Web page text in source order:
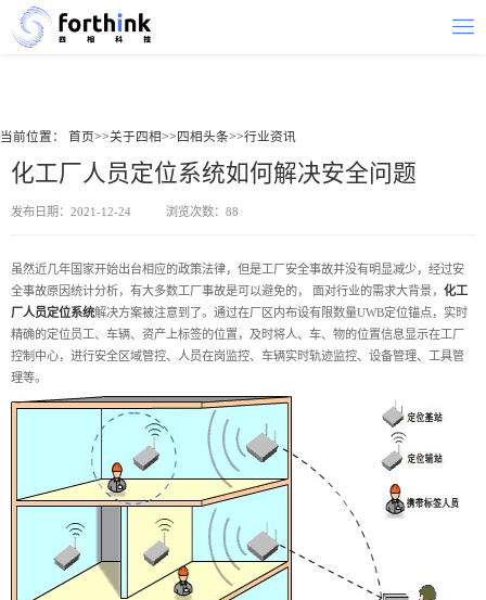
当前位置： 首页>>关于四相>> 四相头条>>行业资讯
化工厂人员定位系统如何解决安全问题
发布日期：2021-12-24 浏览次数：88
虽然近几年国家开始出台相应的政策法律，但是工厂安全事故并没有明显减少，经过安
全事故原因统计分析，有大多数工厂事故是可以避免的， 面对行业的需求大背景， 化工
厂人员定位系统解决方案被注意到了。通过在厂区内布设有限数量UWB定位锚点，实时
精确的定位员工、车辆、资产上标签的位置，及时将人、车、物的位置信息显示在工厂
控制中心，进行安全区域管控、人员在岗监控、车辆实时轨迹监控、设备管理、工具管
理等。